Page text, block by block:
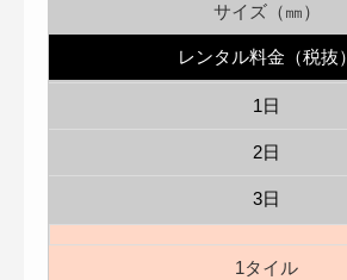
サイズ（㎜）
レンタル料金（税抜）
1日
2日
3日
1タイル